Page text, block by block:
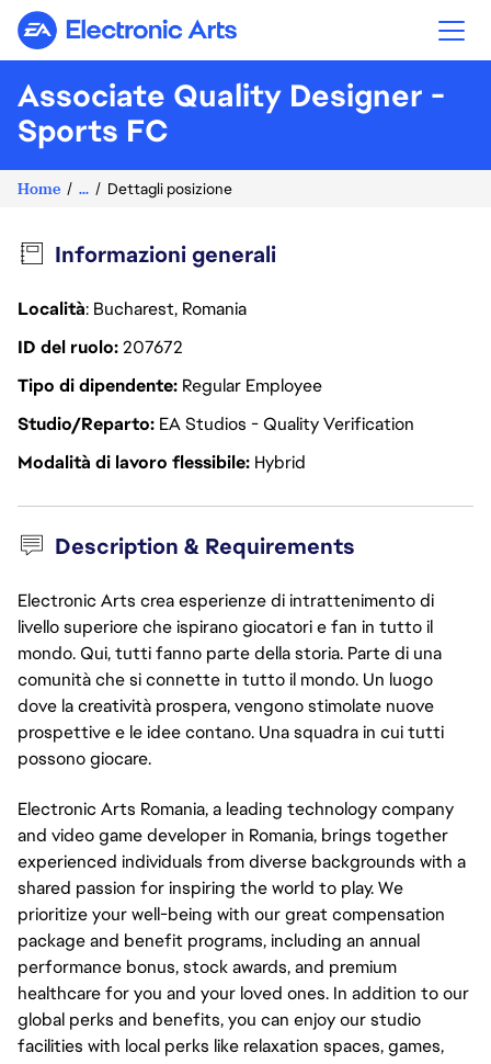
Electronic Arts
Associate Quality Designer -
Sports FC
Home ... Dettagli posizione
Informazioni generali
Località: Bucharest, Romania
ID del ruolo207672
Tipo di dipendente Regular Employee
Studio/Reparto EA Studios - Quality Verification
Modalità di lavoro flessibile Hybrid
Description & Requirements
Electronic Arts crea esperienze di intrattenimento di
livello superiore che ispirano giocatori e fan in tutto il
mondo. Qui, tutti fanno parte della storia. Parte di una
comunità che si connette in tutto il mondo. Un luogo
dove la creatività prospera, vengono stimolate nuove
prospettive e le idee contano. Una squadra in cui tutti
possono giocare.
Electronic Arts Romania, a leading technology company
and video game developer in Romania, brings together
experienced individuals from diverse backgrounds with a
shared passion for inspiring the world to play. We
prioritize your well-being with our great compensation
package and benefit programs, including an annual
performance bonus, stock awards, and premium
healthcare for you and your loved ones. In addition to our
global perks and benefits, you can enjoy our studio
facilities with local perks like relaxation spaces, games,